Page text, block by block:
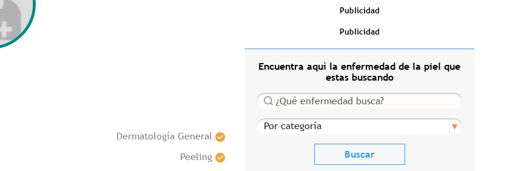
Dermatología General
Peeling
Publicidad
Publicidad
Encuentra aquí la enfermedad de la piel que
estas buscando
Buscar
Por categoría